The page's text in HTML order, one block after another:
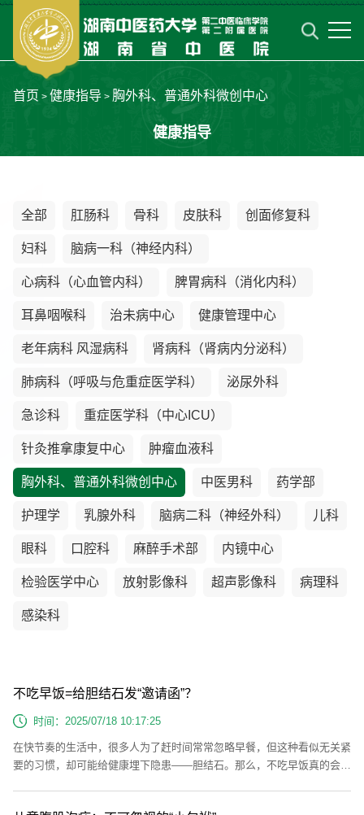
首页 > 健康指导> 胸外科、普通外科微创中心
健康指导
全部 肛肠科 骨科 皮肤科 创面修复科
妇科 脑病一科（神经内科）
心病科（心血管内科） 脾胃病科（消化内科）
耳鼻咽喉科 治未病中心 健康管理中心
老年病科 风湿病科 肾病科（肾病内分泌科）
肺病科（呼吸与危重症医学科） 泌尿外科
急诊科 重症医学科（中心ICU）
针灸推拿康复中心 肿瘤血液科
胸外科、普通外科微创中心 中医男科 药学部
护理学 乳腺外科 脑病二科（神经外科） 儿科
眼科 口腔科 麻醉手术部 内镜中心
检验医学中心 放射影像科 超声影像科 病理科
感染科
不吃早饭=给胆结石发“邀请函”？
时间：2025/07/18 10:17:25
在快节奏的生活中，很多人为了赶时间常常忽略早餐，但这种看似无关紧
要的习惯，却可能给健康埋下隐患——胆结石。那么，不吃早饭真的会引